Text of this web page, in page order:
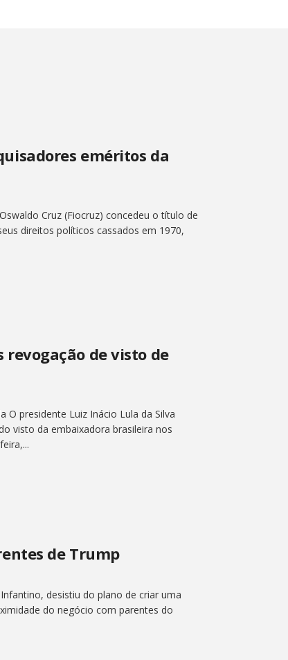
eméritos da
Cruz (Fiocruz) concedeu o título de
direitos políticos cassados em 1970,
de visto de
O presidente Luiz Inácio Lula da Silva
visto da embaixadora brasileira nos
de Trump
desistiu do plano de criar uma
do negócio com parentes do